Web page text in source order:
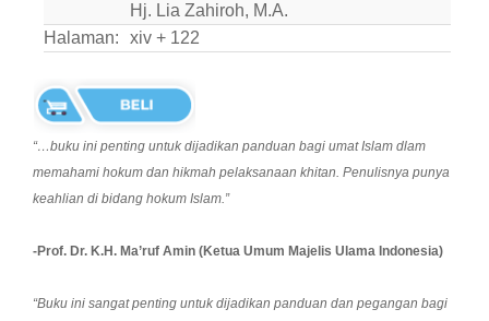
Hj. Lia Zahiroh, M.A.
Halaman:
xiv + 122
“…buku ini penting untuk dijadikan panduan bagi umat Islam dlam
memahami hokum dan hikmah pelaksanaan khitan. Penulisnya punya
keahlian di bidang hokum Islam.”
-Prof. Dr. K.H. Ma’ruf Amin (Ketua Umum Majelis Ulama Indonesia)
“Buku ini sangat penting untuk dijadikan panduan dan pegangan bagi